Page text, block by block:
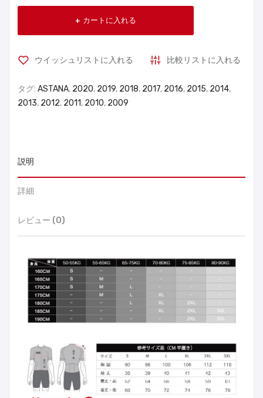
カートに入れる
ウイッシュリストに入れる 比較リストに入れる
タグ: ASTANA, 2020, 2019, 2018, 2017, 2016, 2015, 2014,
2013, 2012, 2011, 2010, 2009
説明
詳細
レビュー (0)